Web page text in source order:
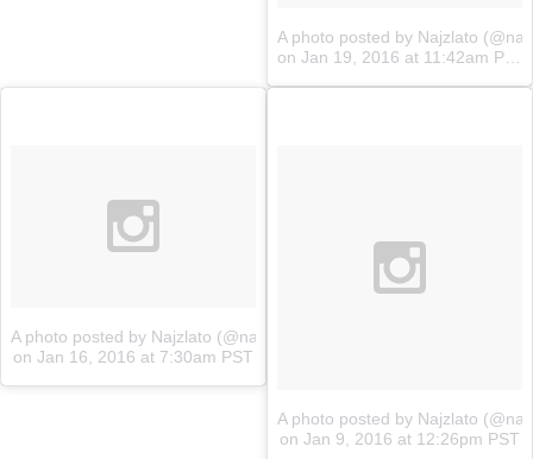
A photo posted by Najzlato
on Jan 19, 2016 at 11:42am PST
A photo posted by Najzlato (@najzlato.sk)
on Jan 16, 2016 at 7:30am PST
A photo posted by Najzlato
on Jan 9, 2016 at 12:26pm PST